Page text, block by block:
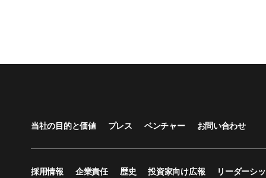
当社の目的と価値 プレス ベンチャー お問い合わせ
採用情報 企業責任 歴史 投資家向け広報 リーダーシ